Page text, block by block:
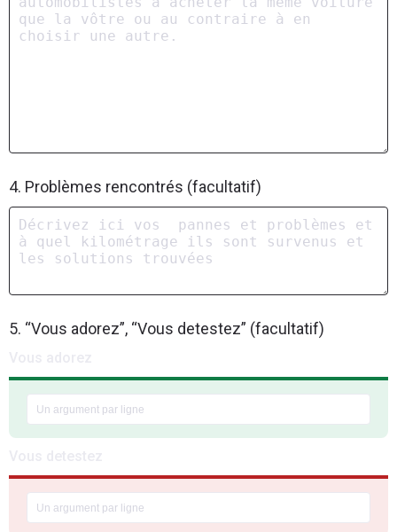
4. Problèmes rencontrés (facultatif)
5. “Vous adorez”, “Vous detestez” (facultatif)